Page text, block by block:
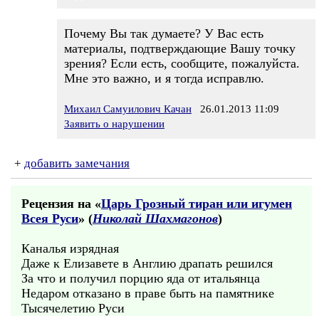
Почему Вы так думаете? У Вас есть
материалы, подтверждающие Вашу точку
зрения? Если есть, сообщите, пожалуйста.
Мне это важно, и я тогда исправлю.
Михаил Самуилович Качан 26.01.2013 11:09
Заявить о нарушении
+ добавить замечания
Рецензия на «Царь Грозный тиран или игумен
Всея Руси» (Николай Шахмагонов)
Каналья изрядная
Даже к Елизавете в Англию драпать решился
За что и получил порцию яда от итальянца
Недаром отказано в праве быть на памятнике
Тысячелетию Руси